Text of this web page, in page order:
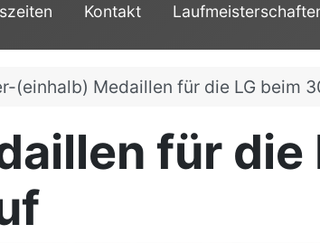
Kontakt
(einhalb) Medaillen für die LG beim
für die